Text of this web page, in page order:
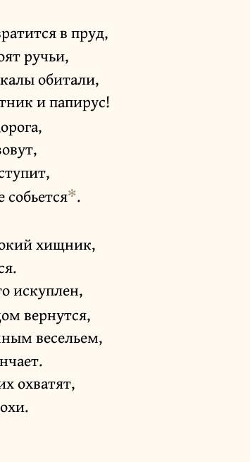
в пруд,
ручьи,
обитали,
и папирус!
✻.
хищник,
искуплен,
вернутся,
весельем,
охватят,